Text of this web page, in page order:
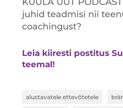
juhid teadmisi nii
coachingust?
Leia kiiresti postitus
teemal!
alustavatele ettevõtetele